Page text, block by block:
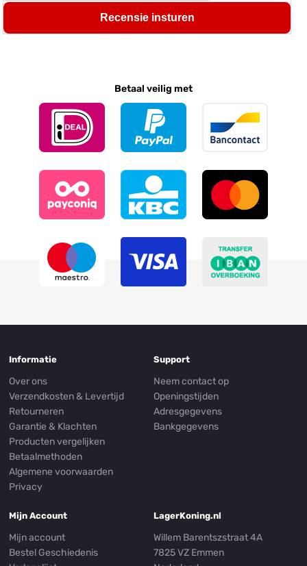
Recensie insturen
Betaal veilig met
Informatie
Over ons
Verzendkosten & Levertijd
Retourneren
Garantie & Klachten
Producten vergelijken
Betaalmethoden
Algemene voorwaarden
Privacy
Support
Neem contact op
Openingstijden
Adresgegevens
Bankgegevens
Mijn Account
Mijn account
Bestel Geschiedenis
LagerKoning.nl
Willem Barentszstraat 4A
7825 VZ Emmen